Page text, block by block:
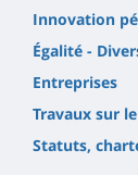
Innovation
Égalité -
Entreprises
Travaux sur
Statuts,